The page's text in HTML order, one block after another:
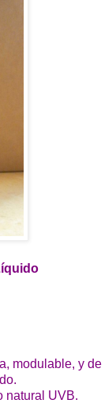
modulable, y de
natural UVB.